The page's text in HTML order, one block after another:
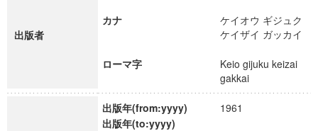
出版者
カナ
ケイオウ ギジュク
ケイザイ ガッカイ
ローマ字
Keio gijuku keizai
gakkai
出版年(from:yyyy)
1961
出版年(to:yyyy)